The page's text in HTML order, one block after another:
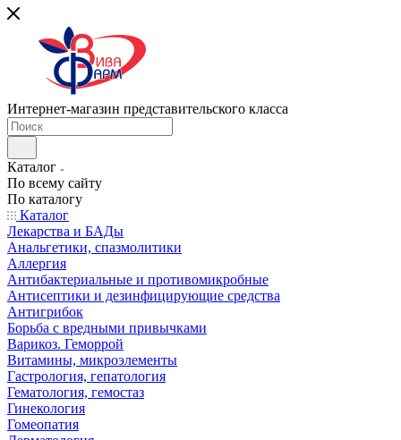
Интернет-магазин представительского класса
Каталог
По всему сайту
По каталогу
Каталог
Лекарства и БАДы
Анальгетики, спазмолитики
Аллергия
Антибактериальные и противомикробные
Антисептики и дезинфицирующие средства
Антигрибок
Борьба с вредными привычками
Варикоз. Геморрой
Витамины, микроэлементы
Гастрология, гепатология
Гематология, гемостаз
Гинекология
Гомеопатия